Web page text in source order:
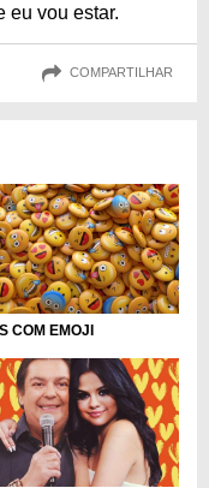
eu vou estar.
COMPARTILHAR
COM EMOJI